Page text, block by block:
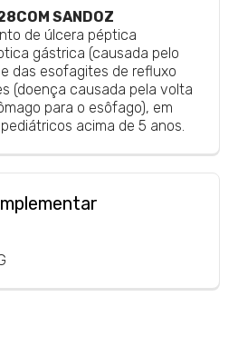
SANDOZ
de úlcera péptica
gástrica (causada pelo
das esofagites de refluxo
(doença causada pela volta
para o esôfago), em
acima de 5 anos.